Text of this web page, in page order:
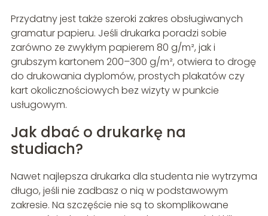
Przydatny jest także szeroki zakres obsługiwanych
gramatur papieru. Jeśli drukarka poradzi sobie
zarówno ze zwykłym papierem 80 g/m², jak i
grubszym kartonem 200–300 g/m², otwiera to drogę
do drukowania dyplomów, prostych plakatów czy
kart okolicznościowych bez wizyty w punkcie
usługowym.
Jak dbać o drukarkę na
studiach?
Nawet najlepsza drukarka dla studenta nie wytrzyma
długo, jeśli nie zadbasz o nią w podstawowym
zakresie. Na szczęście nie są to skomplikowane